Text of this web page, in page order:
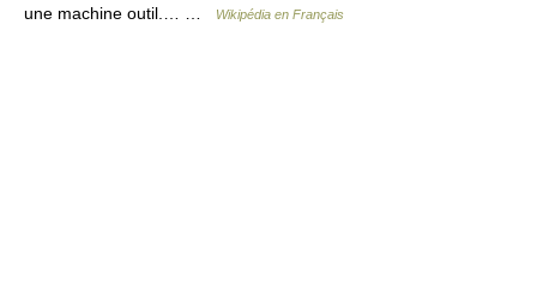
une machine outil.… …
Wikipédia en Français